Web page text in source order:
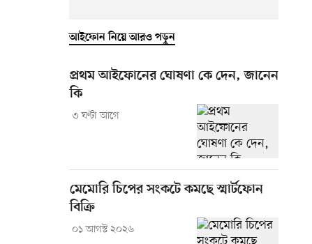
আইফোন নিয়ে আরও পড়ুন
প্রথম আইফোনের ঘোষণা কে দেন, জানেন
কি
৩ ঘণ্টা আগে
মেমোরি চিপের সংকটে কমছে স্মার্টফোন
বিক্রি
০১ আগস্ট ২০২৬